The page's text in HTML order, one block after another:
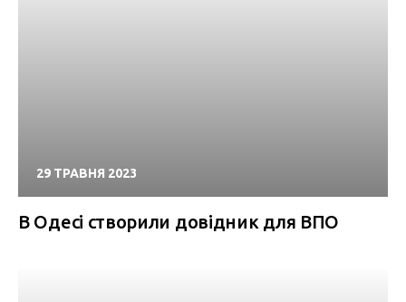
29 ТРАВНЯ 2023
В Одесі створили довідник для ВПО